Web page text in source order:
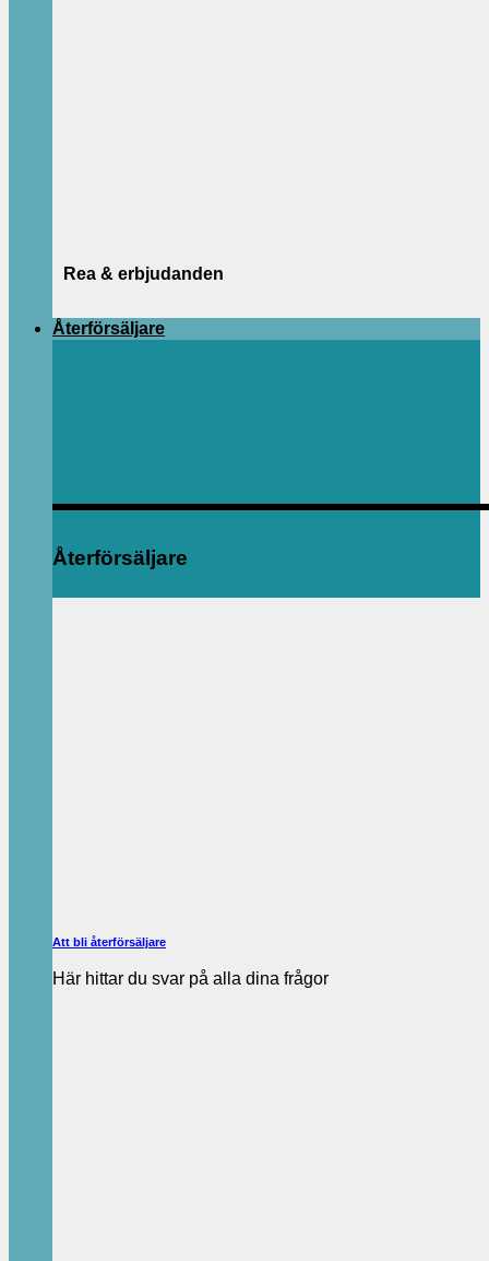
Rea & erbjudanden
Återförsäljare
Återförsäljare
Att bli återförsäljare
Här hittar du svar på alla dina frågor